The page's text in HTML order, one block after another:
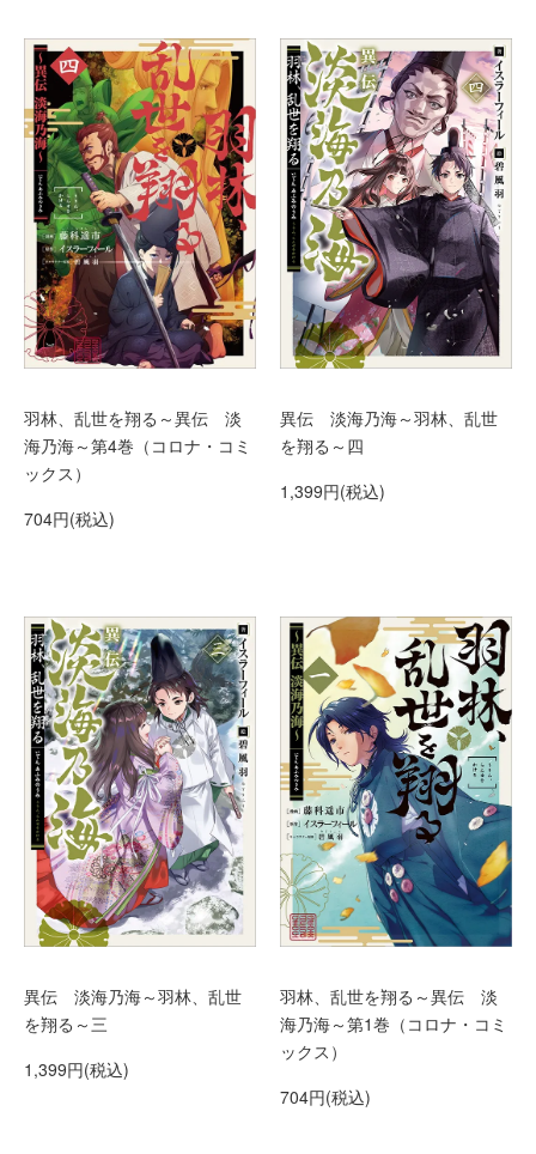
羽林、乱世を翔る～異伝 淡
海乃海～第4巻（コロナ・コミ
ックス）
704円(税込)
異伝 淡海乃海～羽林、乱世
を翔る～四
1,399円(税込)
異伝 淡海乃海～羽林、乱世
を翔る～三
1,399円(税込)
羽林、乱世を翔る～異伝 淡
海乃海～第1巻（コロナ・コミ
ックス）
704円(税込)